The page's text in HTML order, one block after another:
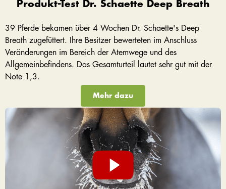
Produkt-Test Dr. Schaette Deep Breath
39 Pferde bekamen über 4 Wochen Dr. Schaette's Deep
Breath zugefüttert. Ihre Besitzer bewerteten im Anschluss
Veränderungen im Bereich der Atemwege und des
Allgemeinbefindens. Das Gesamturteil lautet sehr gut mit der
Note 1,3.
Mehr dazu